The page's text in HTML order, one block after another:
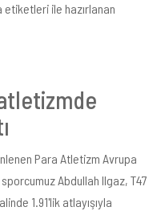
etiketleri ile hazırlanan
Para Atletizm Avrupa
Abdullah Ilgaz, T47
1.91'lik atlayışıyla